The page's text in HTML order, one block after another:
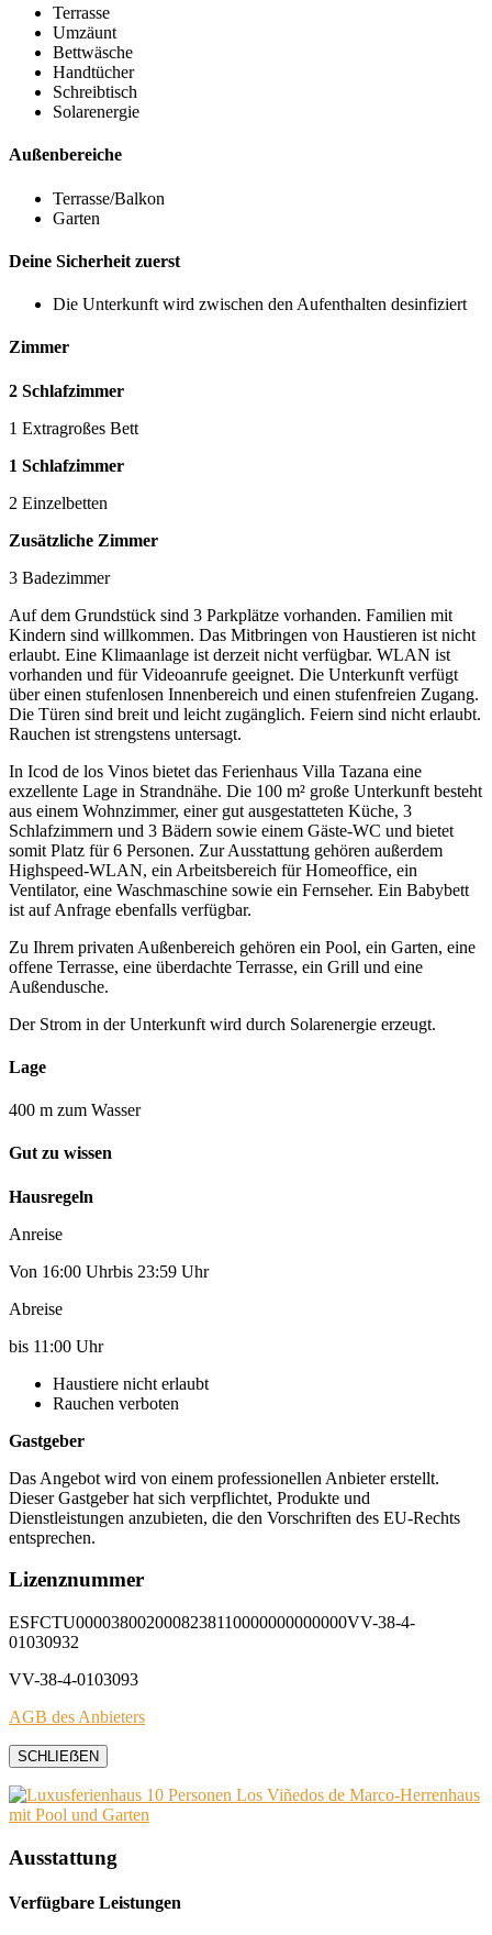
Terrasse
Umzäunt
Bettwäsche
Handtücher
Schreibtisch
Solarenergie
Außenbereiche
Terrasse/Balkon
Garten
Deine Sicherheit zuerst
Die Unterkunft wird zwischen den Aufenthalten desinfiziert
Zimmer
2 Schlafzimmer
1 Extragroßes Bett
1 Schlafzimmer
2 Einzelbetten
Zusätzliche Zimmer
3 Badezimmer
Auf dem Grundstück sind 3 Parkplätze vorhanden. Familien mit
Kindern sind willkommen. Das Mitbringen von Haustieren ist nicht
erlaubt. Eine Klimaanlage ist derzeit nicht verfügbar. WLAN ist
vorhanden und für Videoanrufe geeignet. Die Unterkunft verfügt
über einen stufenlosen Innenbereich und einen stufenfreien Zugang.
Die Türen sind breit und leicht zugänglich. Feiern sind nicht erlaubt.
Rauchen ist strengstens untersagt.
In Icod de los Vinos bietet das Ferienhaus Villa Tazana eine
exzellente Lage in Strandnähe. Die 100 m² große Unterkunft besteht
aus einem Wohnzimmer, einer gut ausgestatteten Küche, 3
Schlafzimmern und 3 Bädern sowie einem Gäste-WC und bietet
somit Platz für 6 Personen. Zur Ausstattung gehören außerdem
Highspeed-WLAN, ein Arbeitsbereich für Homeoffice, ein
Ventilator, eine Waschmaschine sowie ein Fernseher. Ein Babybett
ist auf Anfrage ebenfalls verfügbar.
Zu Ihrem privaten Außenbereich gehören ein Pool, ein Garten, eine
offene Terrasse, eine überdachte Terrasse, ein Grill und eine
Außendusche.
Der Strom in der Unterkunft wird durch Solarenergie erzeugt.
Lage
400 m zum Wasser
Gut zu wissen
Hausregeln
Anreise
Von 16:00 Uhrbis 23:59 Uhr
Abreise
bis 11:00 Uhr
Haustiere nicht erlaubt
Rauchen verboten
Gastgeber
Das Angebot wird von einem professionellen Anbieter erstellt.
Dieser Gastgeber hat sich verpflichtet, Produkte und
Dienstleistungen anzubieten, die den Vorschriften des EU-Rechts
entsprechen.
Lizenznummer
ESFCTU0000380020008238110000000000000VV-38-4-
01030932
VV-38-4-0103093
AGB des Anbieters
SCHLIEẞEN
Ausstattung
Verfügbare Leistungen